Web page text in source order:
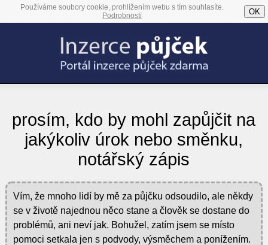
Používáme soubory cookie, prohlížením webu s tím souhlasíte.
Podrobnosti
OK
prosím, kdo by mohl zapůjčit na
jakýkoliv úrok nebo směnku,
notářský zápis
Vím, že mnoho lidí by mě za půjčku odsoudilo, ale někdy
se v životě najednou něco stane a člověk se dostane do
problémů, ani neví jak. Bohužel, zatím jsem se místo
pomoci setkala jen s podvody, výsměchem a ponížením.